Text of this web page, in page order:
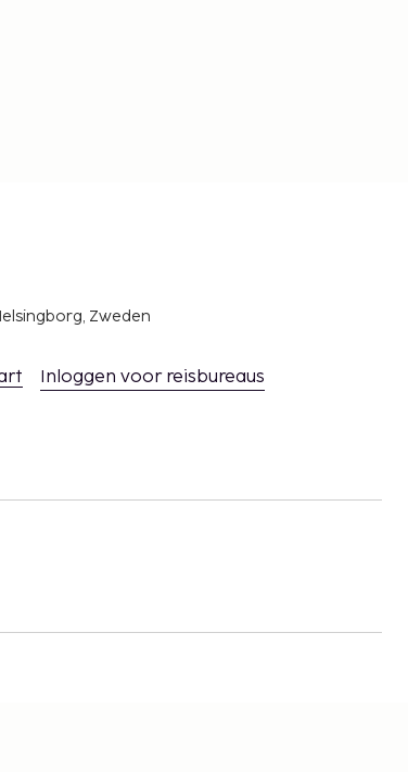
Zweden
Inloggen voor reisbureaus